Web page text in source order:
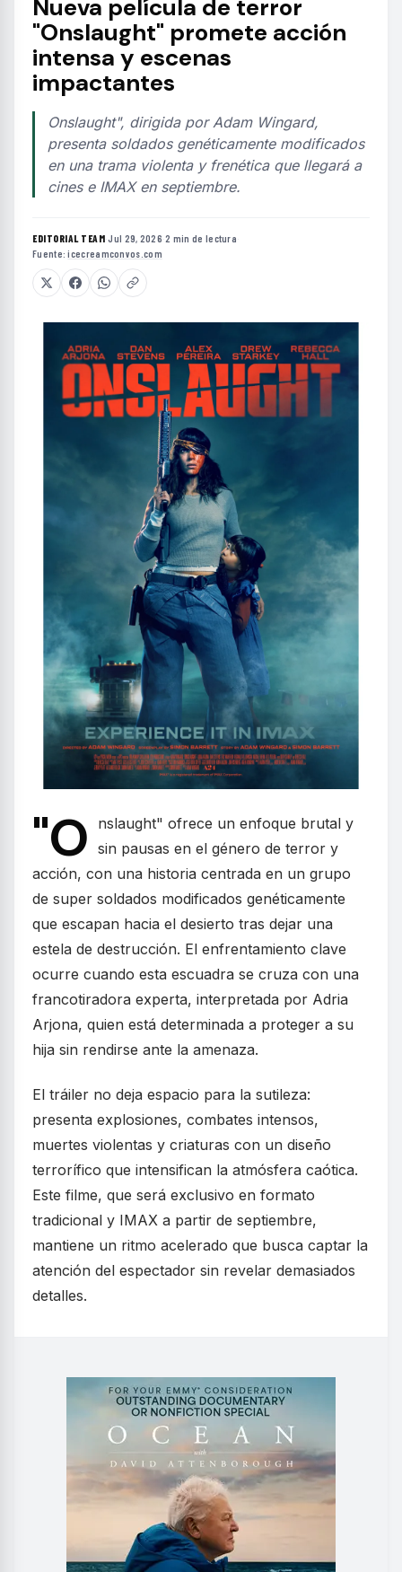
Nueva película de terror
"Onslaught" promete acción
intensa y escenas
impactantes
Onslaught", dirigida por Adam Wingard,
presenta soldados genéticamente modificados
en una trama violenta y frenética que llegará a
cines e IMAX en septiembre.
EDITORIAL TEAM·Jul 29, 2026·2 min de lectura·
Fuente:icecreamconvos.com
"O
nslaught" ofrece un enfoque brutal y
sin pausas en el género de terror y
acción, con una historia centrada en un grupo
de super soldados modificados genéticamente
que escapan hacia el desierto tras dejar una
estela de destrucción. El enfrentamiento clave
ocurre cuando esta escuadra se cruza con una
francotiradora experta, interpretada por Adria
Arjona, quien está determinada a proteger a su
hija sin rendirse ante la amenaza.
El tráiler no deja espacio para la sutileza:
presenta explosiones, combates intensos,
muertes violentas y criaturas con un diseño
terrorífico que intensifican la atmósfera caótica.
Este filme, que será exclusivo en formato
tradicional y IMAX a partir de septiembre,
mantiene un ritmo acelerado que busca captar la
atención del espectador sin revelar demasiados
detalles.